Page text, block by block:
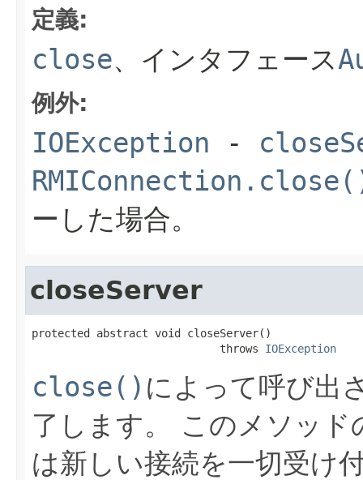
定義:
close、インタフェース
例外:
IOException -
ーした場合。
closeServer
protected abstract void closeServer()
                             throws
IOException
close() によって呼び出
了します。
このメソッド
は新しい接続を一切受け